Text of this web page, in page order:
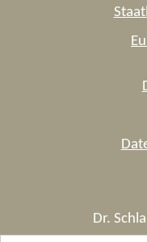
Dr.